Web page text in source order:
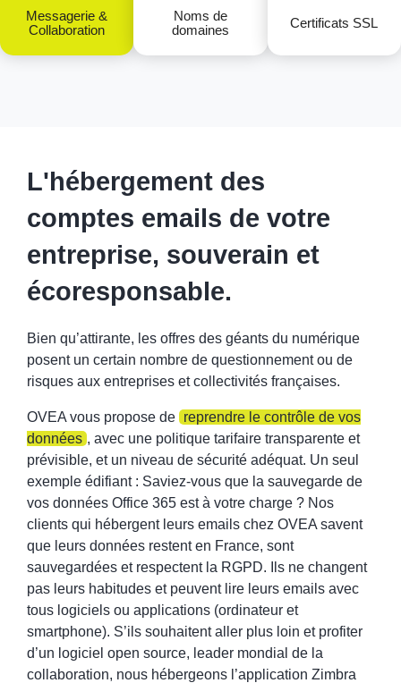
Messagerie &
Collaboration
Noms de
domaines
Certificats SSL
L'hébergement des
comptes emails de votre
entreprise, souverain et
écoresponsable.
Bien qu’attirante, les offres des géants du numérique
posent un certain nombre de questionnement ou de
risques aux entreprises et collectivités françaises.
OVEA vous propose de reprendre le contrôle de vos
données , avec une politique tarifaire transparente et
prévisible, et un niveau de sécurité adéquat. Un seul
exemple édifiant : Saviez-vous que la sauvegarde de
vos données Office 365 est à votre charge ? Nos
clients qui hébergent leurs emails chez OVEA savent
que leurs données restent en France, sont
sauvegardées et respectent la RGPD. Ils ne changent
pas leurs habitudes et peuvent lire leurs emails avec
tous logiciels ou applications (ordinateur et
smartphone). S’ils souhaitent aller plus loin et profiter
d’un logiciel open source, leader mondial de la
collaboration, nous hébergeons l’application Zimbra